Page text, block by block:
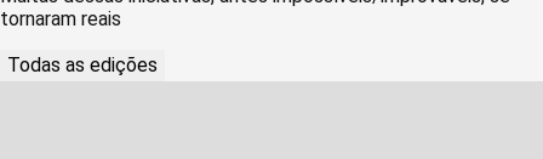
tornaram reais
Todas as edições